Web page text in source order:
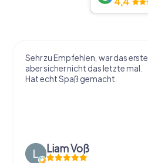
Sehr zu Empfehlen, war das erste
aber sicher nicht das letzte mal.
Hat echt Spaß gemacht.
Liam Voß